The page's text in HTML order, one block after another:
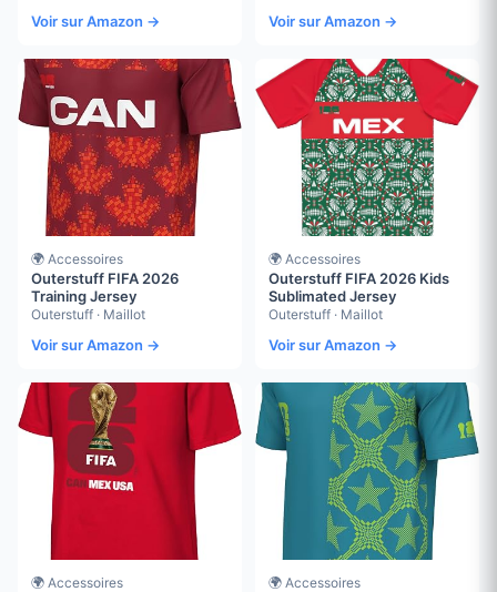
Voir sur Amazon → Voir sur Amazon →
🌍 Accessoires
Outerstuff FIFA 2026
Training Jersey
Outerstuff · Maillot
Voir sur Amazon →
🌍 Accessoires
Outerstuff FIFA 2026 Kids
Sublimated Jersey
Outerstuff · Maillot
Voir sur Amazon →
🌍 Accessoires 🌍 Accessoires